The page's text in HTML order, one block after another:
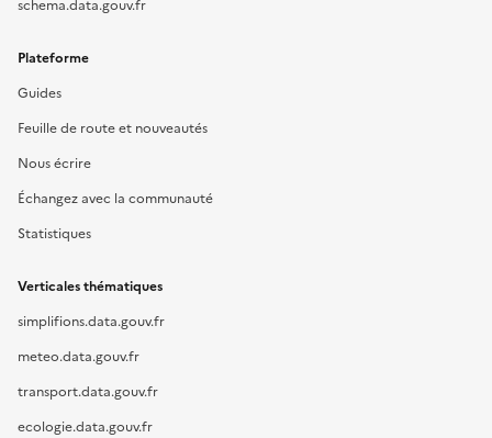
schema.data.gouv.fr
Plateforme
Guides
Feuille de route et nouveautés
Nous écrire
Échangez avec la communauté
Statistiques
Verticales thématiques
simplifions.data.gouv.fr
meteo.data.gouv.fr
transport.data.gouv.fr
ecologie.data.gouv.fr